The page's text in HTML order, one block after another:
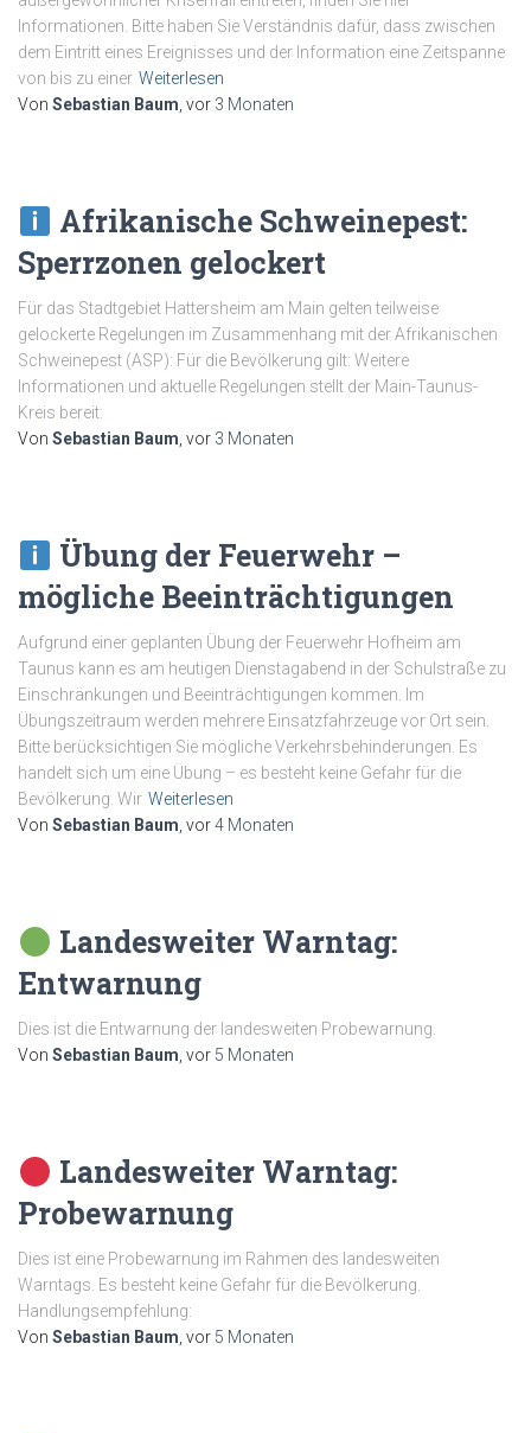
Informationen. Bitte haben Sie Verständnis dafür, dass zwischen
dem Eintritt eines Ereignisses und der Information eine Zeitspanne
von bis zu einer Weiterlesen
Von Sebastian Baum , vor 3 Monaten
Afrikanische Schweinepest:
Sperrzonen gelockert
Für das Stadtgebiet Hattersheim am Main gelten teilweise
gelockerte Regelungen im Zusammenhang mit der Afrikanischen
Schweinepest (ASP): Für die Bevölkerung gilt: Weitere
Informationen und aktuelle Regelungen stellt der Main-Taunus-
Kreis bereit:
Von Sebastian Baum , vor 3 Monaten
Übung der Feuerwehr –
mögliche Beeinträchtigungen
Aufgrund einer geplanten Übung der Feuerwehr Hofheim am
Taunus kann es am heutigen Dienstagabend in der Schulstraße zu
Einschränkungen und Beeinträchtigungen kommen. Im
Übungszeitraum werden mehrere Einsatzfahrzeuge vor Ort sein.
Bitte berücksichtigen Sie mögliche Verkehrsbehinderungen. Es
handelt sich um eine Übung – es besteht keine Gefahr für die
Bevölkerung. Wir Weiterlesen
Von Sebastian Baum , vor4 Monaten
Landesweiter Warntag:
Entwarnung
Dies ist die Entwarnung der landesweiten Probewarnung.
Von Sebastian Baum , vor 5 Monaten
Landesweiter Warntag:
Probewarnung
Dies ist eine Probewarnung im Rahmen des landesweiten
Warntags. Es besteht keine Gefahr für die Bevölkerung.
Handlungsempfehlung:
Von Sebastian Baum , vor 5 Monaten